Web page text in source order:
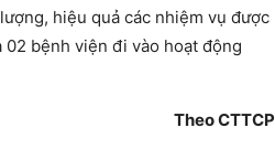
hiệu quả các nhiệm vụ được
bệnh viện đi vào hoạt động
Theo CTTCP